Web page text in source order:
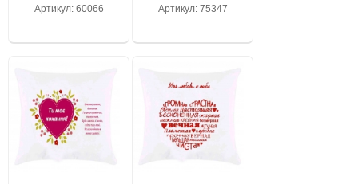
Артикул: 60066 Артикул: 75347